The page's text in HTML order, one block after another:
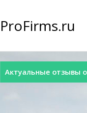
ProFirms.ru
Актуальные отзывы